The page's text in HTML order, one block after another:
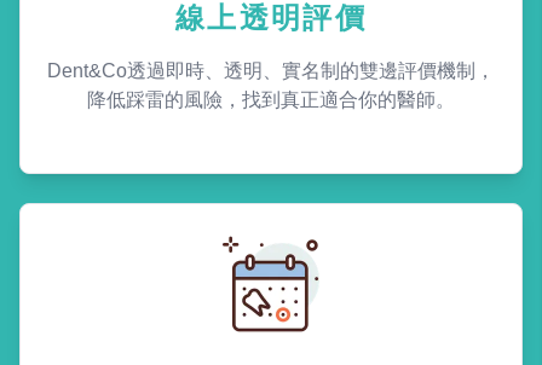
線上透明評價
Dent&Co透過即時、透明、實名制的雙邊評價機制，
降低踩雷的風險，找到真正適合你的醫師。